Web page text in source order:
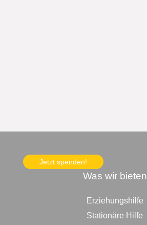
Jetzt spenden!
Was wir bieten
Erziehungshilfe
Stationäre Hilfe